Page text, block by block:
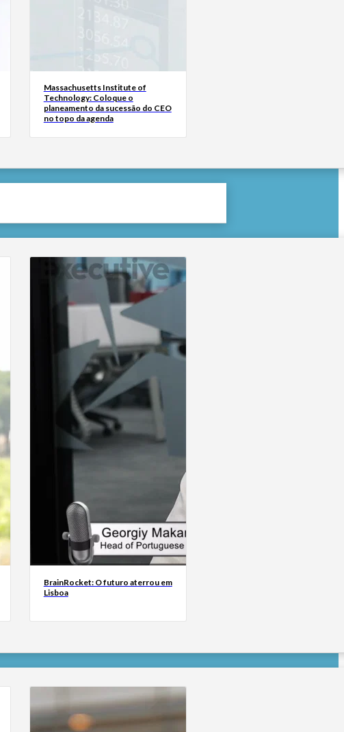
Massachusetts Institute of
Technology: Coloque o
planeamento da sucessão do CEO
no topo da agenda
BrainRocket: O futuro aterrou em
Lisboa